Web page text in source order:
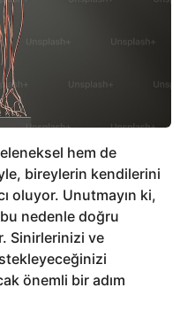
hem de
bireylerin kendilerini
oluyor. Unutmayın ki,
bu nedenle doğru
Sinirlerinizi ve
önemli bir adım